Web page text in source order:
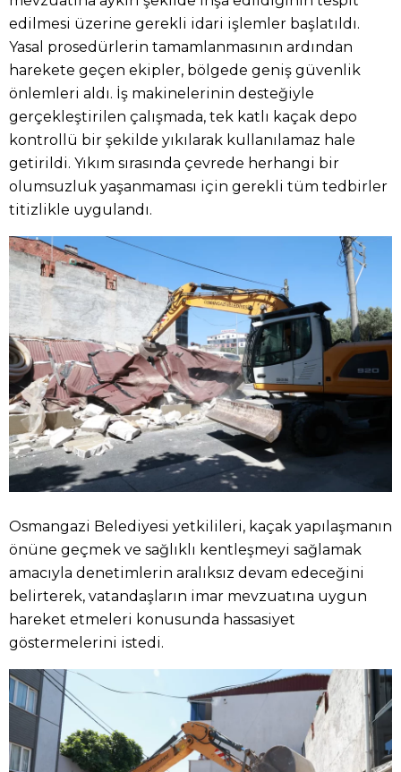
edilmesi üzerine gerekli idari işlemler başlatıldı.
Yasal prosedürlerin tamamlanmasının ardından
harekete geçen ekipler, bölgede geniş güvenlik
önlemleri aldı. İş makinelerinin desteğiyle
gerçekleştirilen çalışmada, tek katlı kaçak depo
kontrollü bir şekilde yıkılarak kullanılamaz hale
getirildi. Yıkım sırasında çevrede herhangi bir
olumsuzluk yaşanmaması için gerekli tüm tedbirler
titizlikle uygulandı.
Osmangazi Belediyesi yetkilileri, kaçak yapılaşmanın
önüne geçmek ve sağlıklı kentleşmeyi sağlamak
amacıyla denetimlerin aralıksız devam edeceğini
belirterek, vatandaşların imar mevzuatına uygun
hareket etmeleri konusunda hassasiyet
göstermelerini istedi.